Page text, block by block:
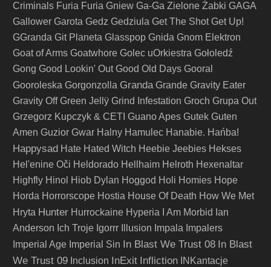
Criminals Furia Furia Gniew Ga-Ga Zielone Żabki GAGA
Gallower Garota Gedz Gedziula Get The Shot Get Up!
GGranda Git Planeta Glasspop Gnida Gnom Elektron
Goat of Arms Goatwhore Golec uOrkiestra Gołoledź
Gong Good Lookin' Out Good Old Days Gooral
Gooroleska Gorgonzolla Granda Grande Gravity Eater
Gravity Off Green Jellÿ Grind Infestation Groch Grupa Out
Grzegorz Kupczyk & CETI Guano Apes Gutek Guten
Amen Guzior Gwar Halny Hamulec Hanabie. Hańba!
Happysad Hate Hated Witch Heebie Jeebies Hekses
Hel'enine Oči Heldorado Hellhaim Helroth Hexenaltar
Highfly Hinol Hiob Dylan Hoggod Holi Homies Hope
Horda Horrorscope Hostia House Of Death How We Met
Hryta Hunter Hurrockaine Hyperia I Am Morbid Ian
Anderson Ich Troje Igorrr Illusion Impala Impalers
Imperial Age Imperial Sin In Blast We Trust 08 In Blast
We Trust 09 Inclusion InExit Infliction INKantacje